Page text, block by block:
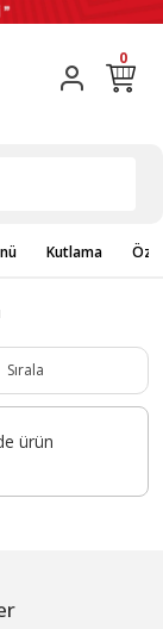
0
Kutlama
Sırala
ürün